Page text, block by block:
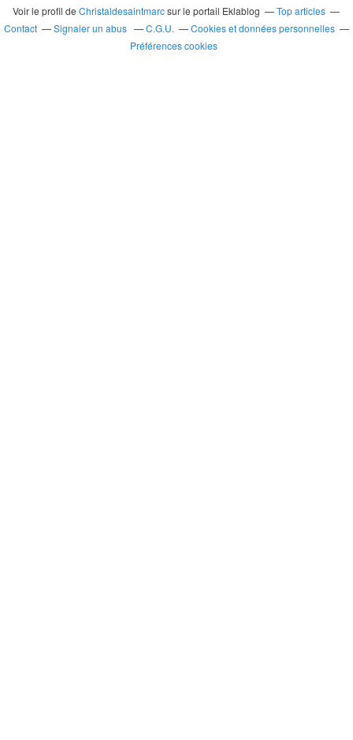
Voir le profil deChristaldesaintmarcsur le portail Eklablog
Top articles
Contact
Signaler un abus C.G.U.
Cookies et données personnelles
Préférences cookies